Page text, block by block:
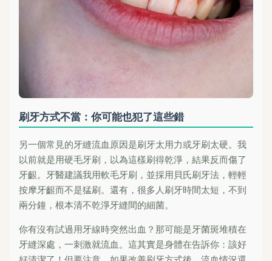
刷牙方式不當：你可能也犯了這些錯
另一個常見的牙縫流血原因是刷牙太用力或牙刷太硬。我
以前就是用硬毛牙刷，以為這樣刷得乾淨，結果反而傷了
牙齦。牙醫建議我用軟毛牙刷，並採用貝氏刷牙法，輕輕
按摩牙齦而不是猛刷。還有，很多人刷牙時間太短，不到
兩分鐘，根本清不乾淨牙縫間的細菌。
你有沒有試過用牙線時突然出血？那可能是牙菌斑堆積在
牙縫深處，一刺激就流血。這其實是身體在告訴你：該好